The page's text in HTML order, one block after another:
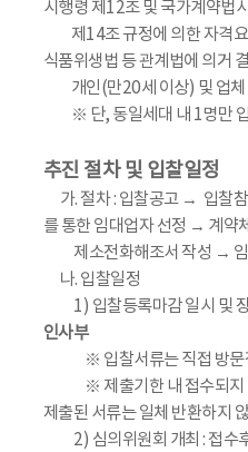
시행령 제12조 및 국가계약법
제14조 규정에 의한 자격요
식품위생법 등 관계법에 의거
개인(만20세 이상) 및 업체
※ 단, 동일세대 내 1명만 입
추진 절차 및 입찰일정
가. 절차 : 입찰공고 → 입찰
를 통한 임대업자 선정 → 계약
제소전화해조서 작성 → 임
나. 입찰일정
1) 입찰등록마감 일시 및
인사부
※ 입찰서류는 직접 방문접
※ 제출기한 내 접수되지
제출된 서류는 일체 반환하지
2) 심의위원회 개최 : 접수